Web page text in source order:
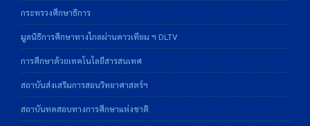
กระทรวงศึกษาธิการ
มูลนิธิการศึกษาทางไกลผ่านดาวเทียม ฯ DLTV
การศึกษาด้วยเทคโนโลยีสารสนเทศ
สถาบันส่งเสริมการสอนวิทยาศาสตร์ฯ
สถาบันทดสอบทางการศึกษาแห่งชาติ